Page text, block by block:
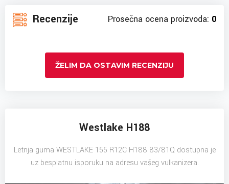
Recenzije Prosečna ocena proizvoda: 0
ŽELIM DA OSTAVIM RECENZIJU
Westlake H188
Letnja guma WESTLAKE 155 R12C H188 83/81Q dostupna je
uz besplatnu isporuku na adresu vašeg vulkanizera.